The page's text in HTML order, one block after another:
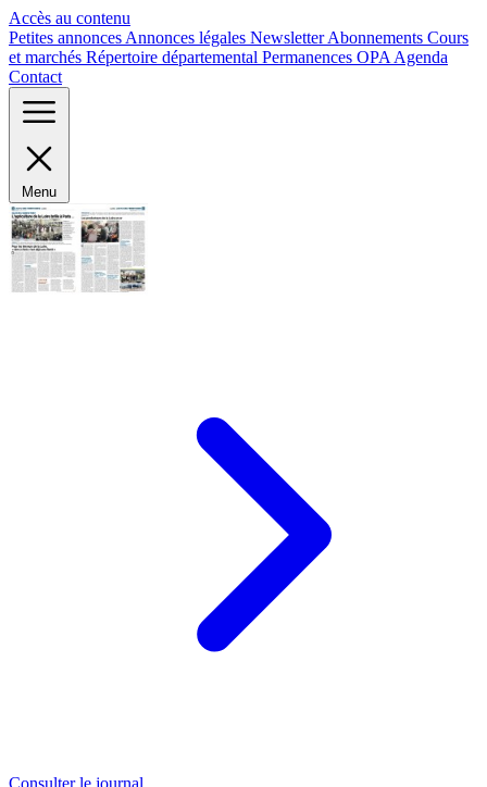
Accès au contenu
Petites annonces Annonces légales NewsletterAbonnements Cours
et marchés Répertoire départemental Permanences OPA Agenda
Contact
Menu
Consulter le journal
Panneau de gestion des cookies